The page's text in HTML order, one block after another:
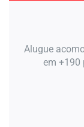
Alugue
em +190